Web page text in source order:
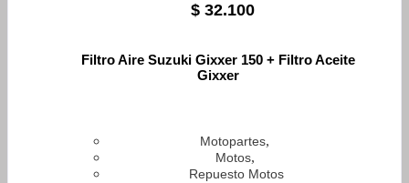
$ 32.100
Filtro Aire Suzuki Gixxer 150 + Filtro Aceite
Gixxer
Motopartes,
Motos,
Repuesto Motos